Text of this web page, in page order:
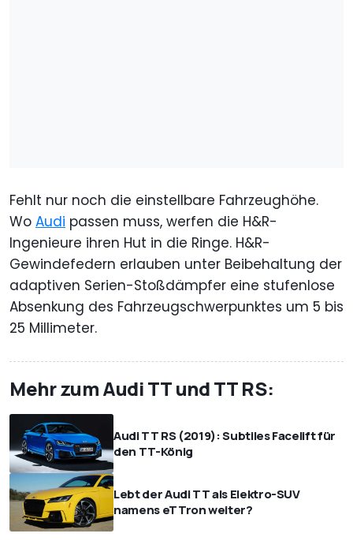
Fehlt nur noch die einstellbare Fahrzeughöhe.
Wo Audi passen muss, werfen die H&R-
Ingenieure ihren Hut in die Ringe. H&R-
Gewindefedern erlauben unter Beibehaltung der
adaptiven Serien-Stoßdämpfer eine stufenlose
Absenkung des Fahrzeugschwerpunktes um 5 bis
25 Millimeter.
Mehr zum Audi TT und TT RS:
Audi TT RS (2019): Subtiles Facelift für
den TT-König
Lebt der Audi TT als Elektro-SUV
namens eTTron weiter?